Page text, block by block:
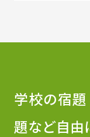
学校の宿
題など自由